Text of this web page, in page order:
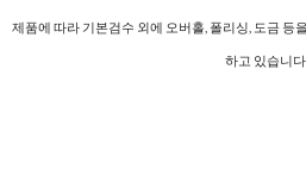
제품에 따라 기본검수 외에 오버홀, 폴리싱, 도금 등
하고 있습니다.